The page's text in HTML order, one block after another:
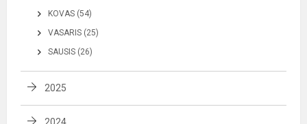
KOVAS (54)
VASARIS (25)
SAUSIS (26)
2025